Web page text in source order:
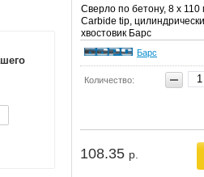
Сверло по бетону, 8 х 110
Carbide tip,
хвостовик Барс
Барс
Количество:
108.35 р.